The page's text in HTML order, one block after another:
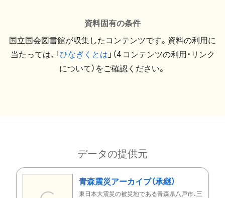
資料固有の条件
国立国会図書館が収集したコンテンツです。資料の利用に
当たっては、「ひなぎくとは 」（4.コンテンツの利用・リンク
について）をご確認ください。
データの提供元
青森震災アーカイブ（承継）
東日本大震災の被災地である青森県八戸市、三